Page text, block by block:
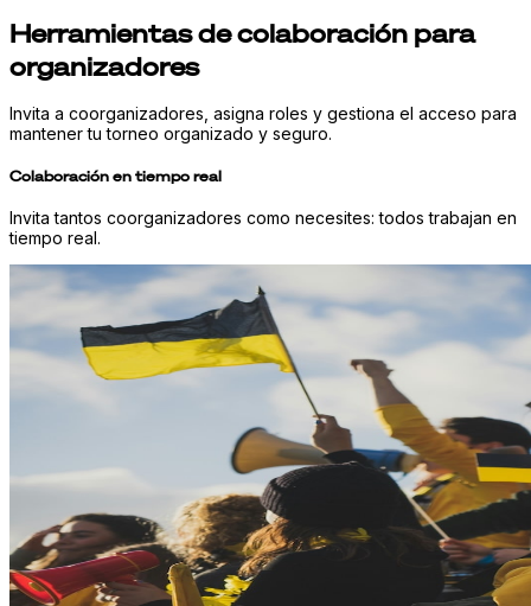
Herramientas de colaboración para
organizadores
Invita a coorganizadores, asigna roles y gestiona el acceso para
mantener tu torneo organizado y seguro.
Colaboración en tiempo real
Invita tantos coorganizadores como necesites: todos trabajan en
tiempo real.